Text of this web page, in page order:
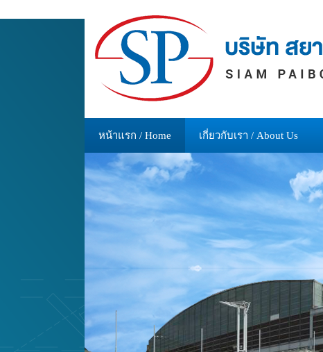
หน้าแรก / Home เกี่ยวกับเรา / About Us